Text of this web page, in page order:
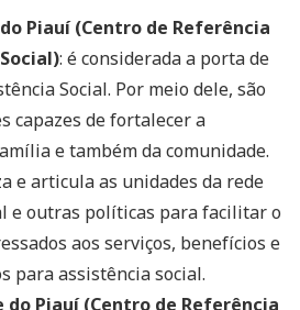
do Piauí (Centro de Referência
: é considerada a porta de
Social. Por meio dele, são
capazes de fortalecer a
e também da comunidade.
e articula as unidades da rede
e outras políticas para facilitar o
aos serviços, benefícios e
para assistência social.
do Piauí (Centro de Referência